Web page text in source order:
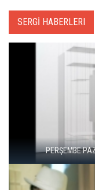
SERGİ HABERLERI
"ŞEHRİ BİZ